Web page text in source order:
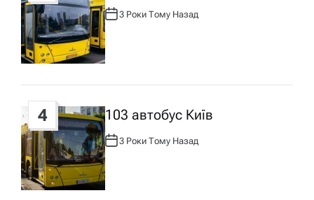
А
В
Т
О
Р
:
3 Роки Тому Назад
4 103 автобус Київ
А
В
Т
О
Р
:
3 Роки Тому Назад